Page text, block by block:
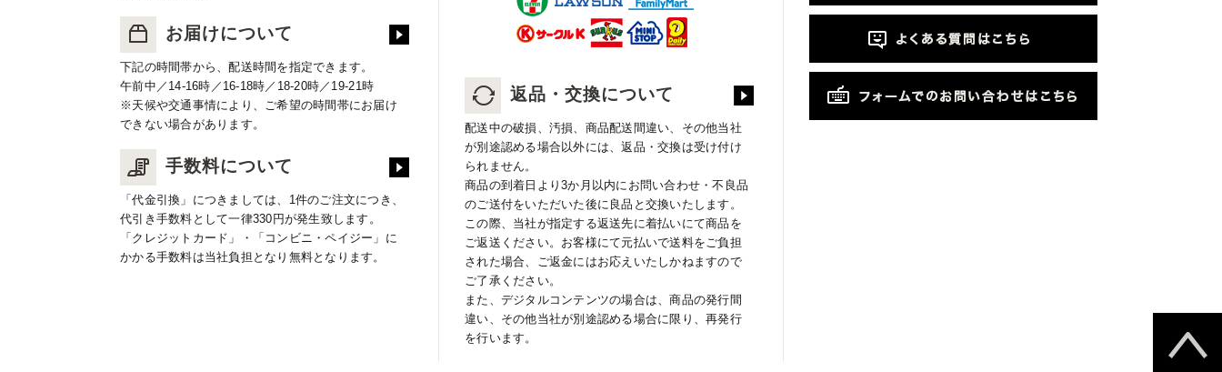
お届けについて
下記の時間帯から、配送時間を指定できます。
午前中／14-16時／16-18時／18-20時／19-21時
※天候や交通事情により、ご希望の時間帯にお届け
できない場合があります。
手数料について
「代金引換」につきましては、1件のご注文につき、
代引き手数料として一律330円が発生致します。
「クレジットカード」・「コンビニ・ペイジー」に
かかる手数料は当社負担となり無料となります。
返品・交換について
配送中の破損、汚損、商品配送間違い、その他当社
が別途認める場合以外には、返品・交換は受け付け
られません。
商品の到着日より3か月以内にお問い合わせ・不良品
のご送付をいただいた後に良品と交換いたします。
この際、当社が指定する返送先に着払いにて商品を
ご返送ください。お客様にて元払いで送料をご負担
された場合、ご返金にはお応えいたしかねますので
ご了承ください。
また、デジタルコンテンツの場合は、商品の発行間
違い、その他当社が別途認める場合に限り、再発行
を行います。